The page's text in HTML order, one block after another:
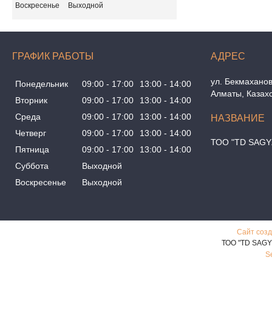
Воскресенье
Выходной
ГРАФИК РАБОТЫ
Понедельник 09:00 17:00 13:00
14:00
Вторник
09:00 17:00 13:00
14:00
Среда
09:00 17:00 13:00
14:00
Четверг
09:00 17:00 13:00
14:00
Пятница
09:00 17:00 13:00
14:00
Суббота
Выходной
Воскресенье
Выходной
ул.
Алматы,
ТОО "TD
Сайт
ТОО "TD